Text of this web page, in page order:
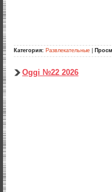
Категория: Развлекательные
Oggi №22 2026